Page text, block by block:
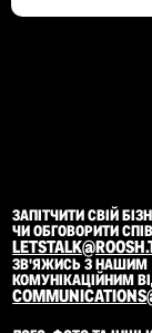
ЗАПІТЧИТИ СВІЙ
ЧИ ОБГОВОРИТИ
ЗВ'ЯЖИСЬ З НАШИМ
КОМУНІКАЦІЙНИМ